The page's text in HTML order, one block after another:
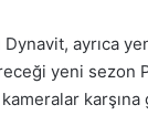
Dynavit, ayrıca
yeni sezon
karşına